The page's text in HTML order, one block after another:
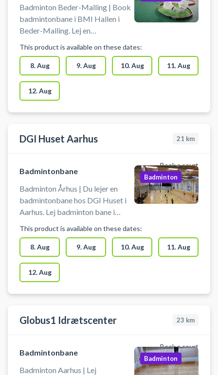
Badminton Beder-Malling | Book
badmintonbane i BMI Hallen i
Beder-Malling. Lej en
gangen og spil badminton i Beder-
Malling på en af de mange
badmintonbaner i BMI Hallen.
Praktisk information: 🏸
Medbring selv ketchere og bolde.
🏸 Sæt selv nettet op - de står
This product is available on these dates:
8. Aug 9. Aug 10. Aug 11. Aug
12. Aug
DGI Huset Aarhus 21 km
Book a court
Badmintonbane
Badminton Århus | Du lejer en
badmintonbane hos DGI Huset i
Aarhus. Lej badminton bane i
Århus badminton. Der er mulighed
for at leje ketcher i huset samt
købe badmintonbolde.
Badminton
This product is available on these dates:
8. Aug 9. Aug 10. Aug 11. Aug
12. Aug
Globus1 Idrætscenter 23 km
Book a court
Badmintonbane
Badminton Aarhus | Lej
Badminton